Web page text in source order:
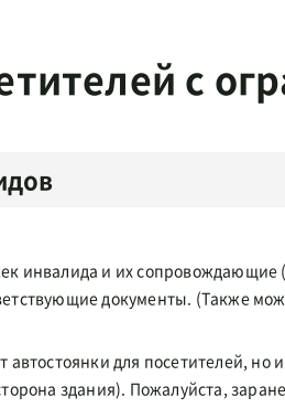
с
инвалида и их сопровождающие
документы. (Также
автостоянки для посетителей,
здания). Пожалуйста,